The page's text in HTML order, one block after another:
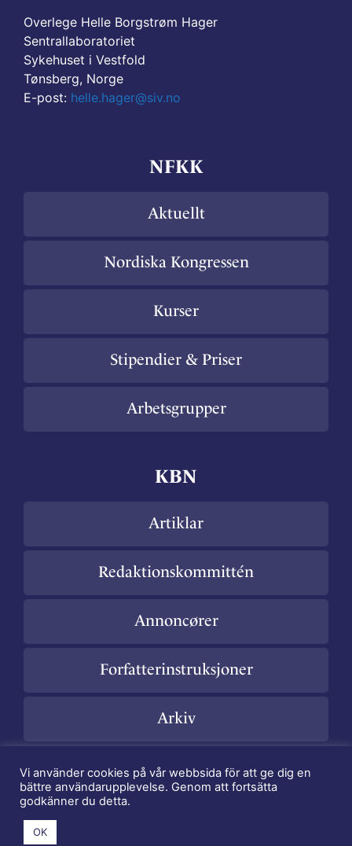
Overlege Helle Borgstrøm Hager
Sentrallaboratoriet
Sykehuset i Vestfold
Tønsberg, Norge
E-post: helle.hager@siv.no
NFKK
Aktuellt
Nordiska Kongressen
Kurser
Stipendier & Priser
Arbetsgrupper
KBN
Artiklar
Redaktionskommittén
Annoncører
Forfatterinstruksjoner
Arkiv
Copyright Nordisk Forening for Klinisk Kemi - Webmaster
Vi använder cookies på vår webbsida för att ge dig en
bättre användarupplevelse. Genom att fortsätta
godkänner du detta.
OK